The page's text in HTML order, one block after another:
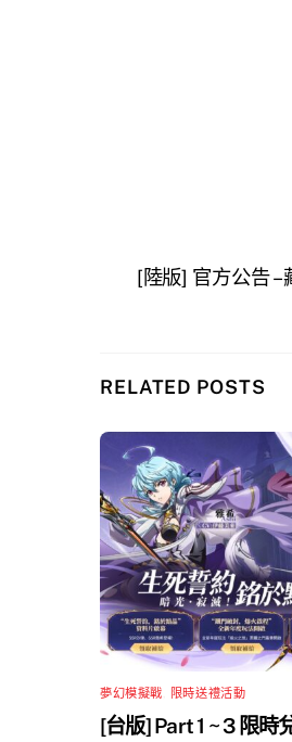
[陸版] 官方公告 –
RELATED POSTS
夢幻模擬戰 限時送禮活動
[台版] Part 1 ~ 3 限時